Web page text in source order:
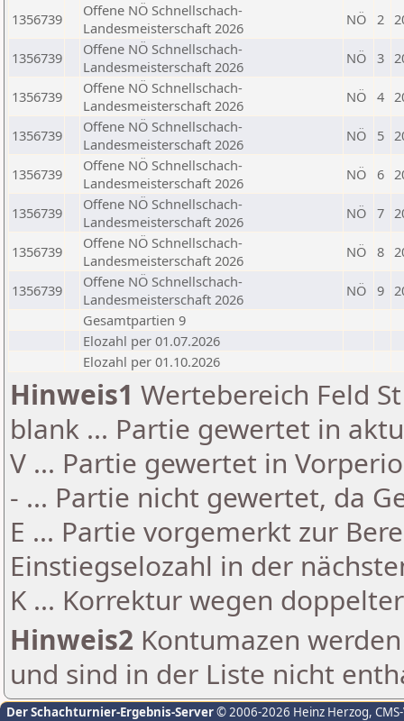
1356739
Offene NÖ Schnellschach-
Landesmeisterschaft 2026
NÖ 2
1356739
Offene NÖ Schnellschach-
Landesmeisterschaft 2026
NÖ 3
1356739
Offene NÖ Schnellschach-
Landesmeisterschaft 2026
NÖ 4
1356739
Offene NÖ Schnellschach-
Landesmeisterschaft 2026
NÖ 5
1356739
Offene NÖ Schnellschach-
Landesmeisterschaft 2026
NÖ 6
1356739
Offene NÖ Schnellschach-
Landesmeisterschaft 2026
NÖ 7
1356739
Offene NÖ Schnellschach-
Landesmeisterschaft 2026
NÖ 8
1356739
Offene NÖ Schnellschach-
Landesmeisterschaft 2026
NÖ 9
Gesamtpartien 9
Elozahl per 01.07.2026
Elozahl per 01.10.2026
Hinweis1 Wertebereich Feld
blank ... Partie gewertet in
V ... Partie gewertet in
- ... Partie nicht gewertet, da
E ... Partie vorgemerkt zur
Einstiegselozahl in der
K ... Korrektur wegen
Hinweis2 Kontumazen
und sind in der Liste nicht
Der Schachturnier-Ergebnis-Server© 2006-2026 Heinz Herzog,